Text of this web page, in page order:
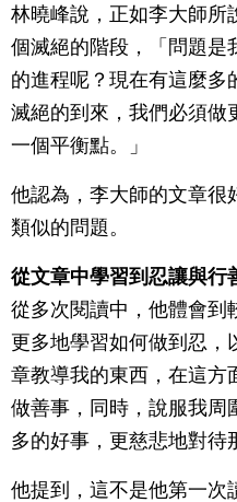
林曉峰說，正如李大師所
個滅絕的階段，「問題是
的進程呢？現在有這麼多
滅絕的到來，我們必須做
一個平衡點。」
他認為，李大師的文章很
類似的問題。
從文章中學習到忍讓與行
從多次閱讀中，他體會到
更多地學習如何做到忍，
章教導我的東西，在這方
做善事，同時，說服我周
多的好事，更慈悲地對待
他提到，這不是他第一次